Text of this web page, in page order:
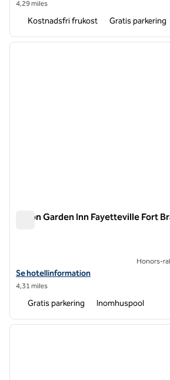
4,29 miles
Kostnadsfri frukost Gratis parkering
1 av 12
Hilton Garden Inn Fayetteville Fort
Visa hotelluppgifter för Hilton Garden Inn
Se hotellinformation
4,31 miles
Honors-
Gratis parkering Inomhuspool
1 av 12